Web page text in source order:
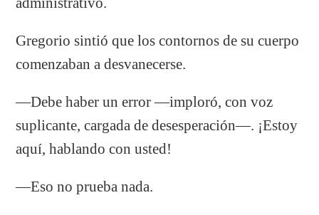
Gregorio sintió que los contornos de su cuerpo
comenzaban a desvanecerse.
—Debe haber un error —imploró, con voz
suplicante, cargada de desesperación—. ¡Estoy
aquí, hablando con usted!
—Eso no prueba nada.